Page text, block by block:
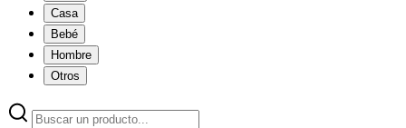
Casa
Bebé
Hombre
Otros